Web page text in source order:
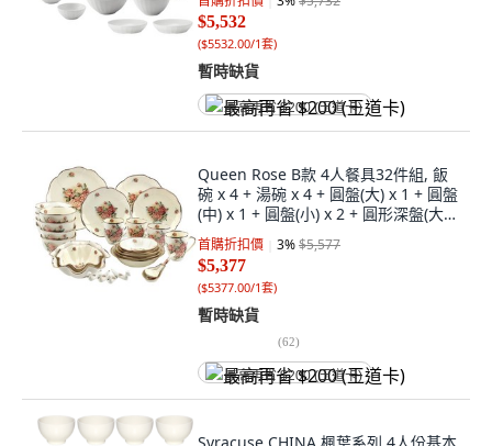
$5,532
($5532.00/1套)
暫時缺貨
最高再省 $200 (王道卡)
Queen Rose B款 4人餐具32件組, 飯
碗 x 4 + 湯碗 x 4 + 圓盤(大) x 1 + 圓盤
(中) x 1 + 圓盤(小) x 2 + 圓形深盤(大)
x 2 + 圓形深盤(中) x 2 + 圓形深盤(小)
x 4 + 馬克杯 x 4 + 鴨子筷架 x 4 + 芒
果沙拉碗(大) x 1 + 芒果沙拉碗(小) x 1
+ 贈品: 湯勺 x 1 + 湯勺架 x 1, 1套, 米
色 + 棕色 + 綠色
首購折扣價 3%$5,577
$5,377
($5377.00/1套)
暫時缺貨
(62)
最高再省 $200 (王道卡)